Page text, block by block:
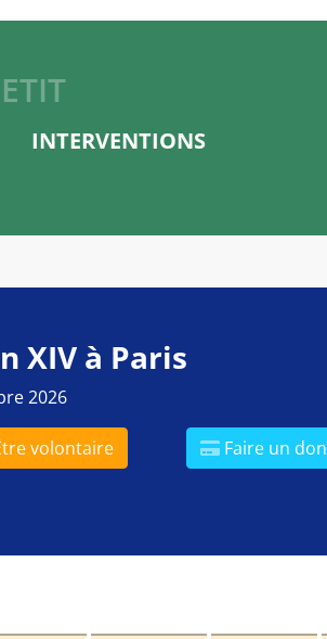
INTERVENTIONS
XIV à Paris
2026
volontaire Faire un don